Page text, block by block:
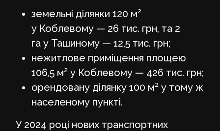
земельні ділянки 120 м²
у Коблевому — 26 тис. грн, та 2
га у Ташиному — 12,5 тис. грн;
нежитлове приміщення площею
106,5 м² у Коблевому — 426 тис. грн;
орендовану ділянку 100 м² у тому ж
населеному пункті.
У 2024 році нових транспортних